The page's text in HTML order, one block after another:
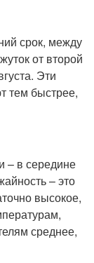
срок, между
от второй
Эти
тем быстрее,
– в середине
– это
высокое,
среднее,